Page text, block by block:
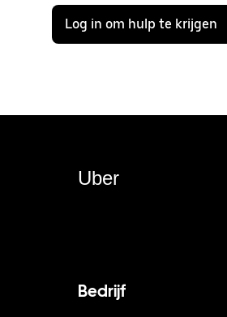
Log in om hulp te krijgen
Uber
Bedrijf